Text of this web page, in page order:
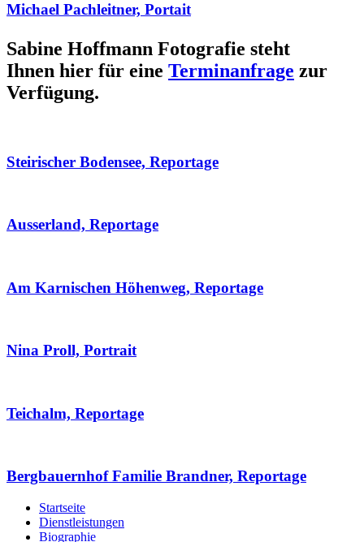
Michael Pachleitner, Portait
Sabine Hoffmann Fotografie steht
Ihnen hier für eine Terminanfrage zur
Verfügung.
Steirischer Bodensee, Reportage
Ausserland, Reportage
Am Karnischen Höhenweg, Reportage
Nina Proll, Portrait
Teichalm, Reportage
Bergbauernhof Familie Brandner, Reportage
Startseite
Dienstleistungen
Biographie